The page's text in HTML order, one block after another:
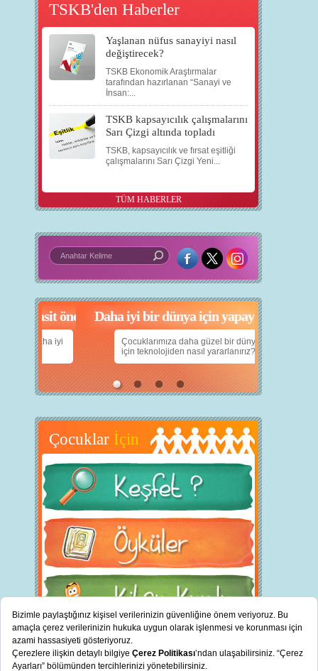
TSKB'den Haberler
Yaşlanan nüfus sanayiyi nasıl
değiştirecek?
TSKB Ekonomik Araştırmalar
tarafından hazırlanan “Sanayi ve
İnsan:...
TSKB kapsayıcılık çalışmalarını
Sarı Çizgi altında topladı
TSKB, kapsayıcılık ve fırsat eşitliği
çalışmalarını Sarı Çizgi Yeni...
TÜM HABERLER
5 basit öneri
daha iyi
Daha iyi bir dünya için yapay zekâ
Çocuklarımıza daha güzel bir dünya bırakabilmek
için teknolojiden nasıl yararlanırız?
Çocuklar İçin